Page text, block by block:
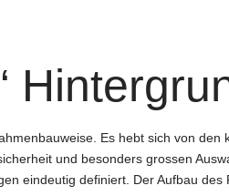
Es hebt sich von
und besonders grossen
eindeutig definiert. Der Aufbau